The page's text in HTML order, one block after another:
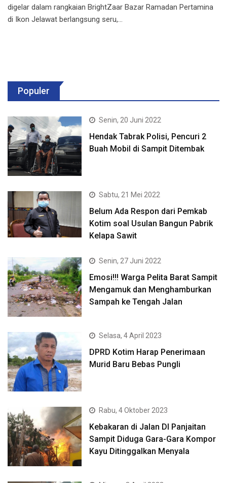
digelar dalam rangkaian BrightZaar Bazar Ramadan Pertamina
di Ikon Jelawat berlangsung seru,…
Populer
Senin, 20 Juni 2022
Hendak Tabrak Polisi, Pencuri 2
Buah Mobil di Sampit Ditembak
Sabtu, 21 Mei 2022
Belum Ada Respon dari Pemkab
Kotim soal Usulan Bangun Pabrik
Kelapa Sawit
Senin, 27 Juni 2022
Emosi!!! Warga Pelita Barat Sampit
Mengamuk dan Menghamburkan
Sampah ke Tengah Jalan
Selasa, 4 April 2023
DPRD Kotim Harap Penerimaan
Murid Baru Bebas Pungli
Rabu, 4 Oktober 2023
Kebakaran di Jalan DI Panjaitan
Sampit Diduga Gara-Gara Kompor
Kayu Ditinggalkan Menyala